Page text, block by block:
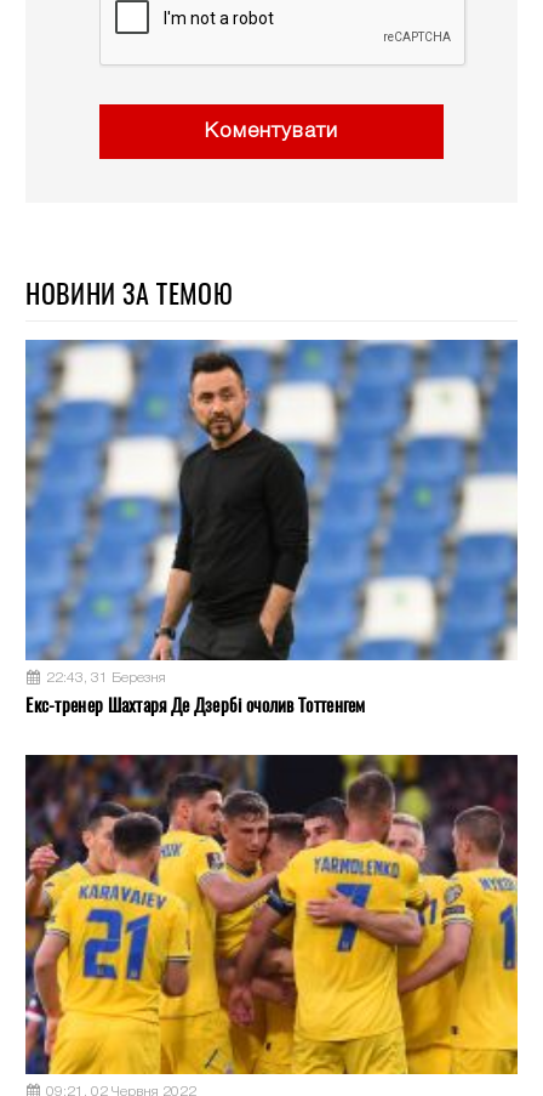
Коментувати
НОВИНИ ЗА ТЕМОЮ
22:43, 31 Березня
Екс-тренер Шахтаря Де Дзербі очолив Тоттенгем
09:21, 02 Червня 2022